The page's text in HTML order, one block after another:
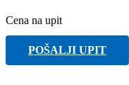
Cena na upit
POŠALJI UPIT